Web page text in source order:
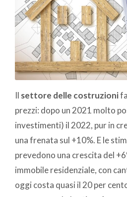
Il settore delle costruzioni
prezzi: dopo un 2021 molto
investimenti) il 2022, pur in
una frenata sul +10%. E le
prevedono una crescita del
immobile residenziale, con
oggi costa quasi il 20 per